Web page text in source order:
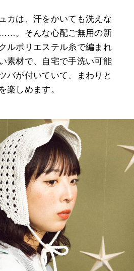
カは、汗をかいても洗えな
。そんな心配ご無用の新
ルポリエステル糸で編まれ
素材で、自宅で手洗い可能
バが付いていて、まわりと
楽しめます。